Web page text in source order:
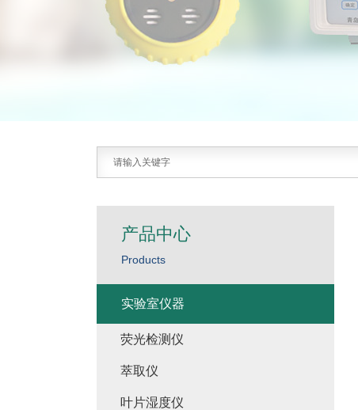
产品中心
Products
实验室仪器
荧光检测仪
萃取仪
叶片湿度仪